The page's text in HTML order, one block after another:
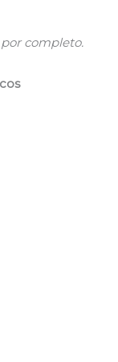
completo.